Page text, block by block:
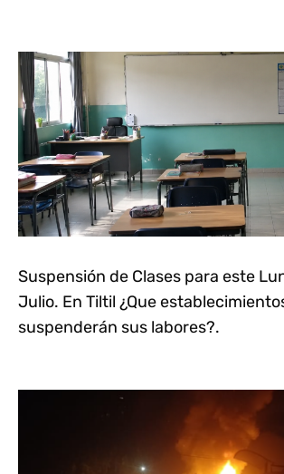
Suspensión de Clases para este
Julio. En Tiltil ¿Que
suspenderán sus labores?.